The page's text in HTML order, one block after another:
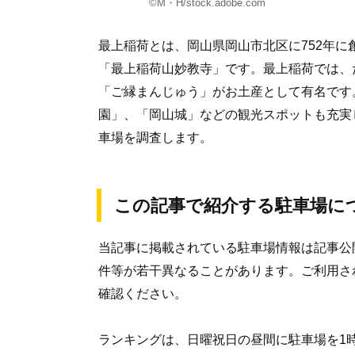
©M・H/stock.adobe.com
最上稲荷とは、岡山県岡山市北区に752年
「最上稲荷山妙教寺」です。最上稲荷では
「ご縁まんじゅう」がお土産として有名で
園」、「岡山城」などの観光スポットも充
車場を調査します。
この記事で紹介する駐車場に
当記事に掲載されている駐車場情報は記事
件等が若干異なることがあります。ご利用
確認ください。
ランキングは、日曜祝日の昼間に駐車場を1